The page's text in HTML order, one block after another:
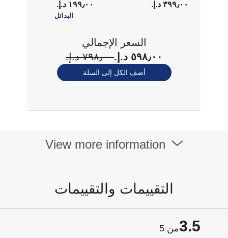
بالكامل - أسود
٣٩٩٫٠٠ د.إ.‏
سوداء
١٩٩٫٠٠ د.إ.‏
البدائل
السعر الإجمالي
٥٩٨٫٠٠ د.إ.‏
٧٩٨٫٠٠ د.إ.‏
أضف الكل إلى السلة
View more information
التقييمات والتقييمات
3.5من 5